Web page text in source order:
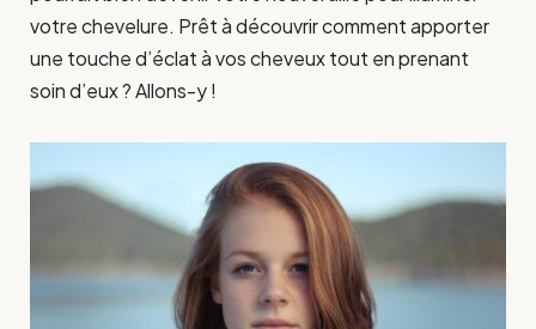
votre chevelure. Prêt à découvrir comment apporter
une touche d’éclat à vos cheveux tout en prenant
soin d’eux ? Allons-y !